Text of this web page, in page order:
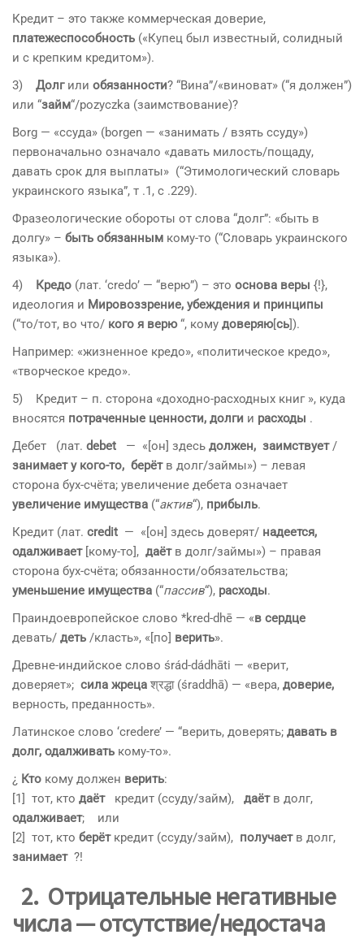
Кредит – это также коммерческая доверие,
платежеспособность («Купец был известный, солидный
и с крепким кредитом»).
3) Долг или обязанности? “Вина”/«виноват» (“я должен”)
или “займ“/pozyczka (заимствование)?
Borg — «ссуда» (borgen — «занимать / взять ссуду»)
первоначально означало «давать милость/пощаду,
давать срок для выплаты» (“Этимологический словарь
украинского языка”, т .1, с .229).
Фразеологические обороты от слова “долг”: «быть в
долгу» – быть обязанным кому-то (“Словарь украинского
языка»).
4)
Кредо (лат. ‘credo’ — “верю”) – это основа веры {!},
идеология и Мировоззрение, убеждения и принципы
(“то/тот, во что/ кого я верю“, кому доверяю[сь ]).
Например: «жизненное кредо», «политическое кредо»,
«творческое кредо».
5) Кредит – п. сторона «доходно-расходных книг », куда
вносятся потраченные ценности, долги и расходы .
Дебет (лат. debet — «[он] здесь должен, заимствует/
занимает у кого-то, берёт в долг/займы») – левая
сторона бух-счёта; увеличение дебета означает
увеличение имущества (“актив“), прибыль.
Кредит (лат. credit — «[он] здесь доверят/ надеется,
одалживает[кому-то], даёт в долг/займы») – правая
сторона бух-счёта; обязанности/обязательства;
уменьшение имущества (“пассив“), расходы.
Праиндоевропейское слово *kred-dhē — «в сердце
девать/ деть /класть», «[по] верить».
Древне-индийское слово śrád-dádhāti — «верит,
доверяет»; сила жреца श्रद्धा (śraddhā) — «вера, доверие,
верность, преданность».
Латинское слово ‘credere’ — “верить, доверять; давать в
долг, одалживать кому-то».
¿ Кто кому должен верить:
[1] тот, кто даёткредит (ссуду/займ), даёт в долг,
одалживает; или
[2] тот, кто берёт кредит (ссуду/займ), получает в долг,
занимает ?!
2. Отрицательные негативные
числа — отсутствие/недостача